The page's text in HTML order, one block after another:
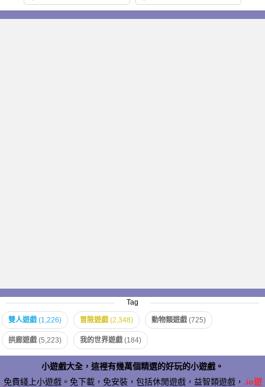
Tag
雙人遊戲 (1,226) 冒險遊戲 (2,348) 動物類遊戲 (725)
拱廊遊戲 (5,223) 我的世界遊戲 (184)
小遊戲大全，這裡有幾萬個精選的好玩的小遊戲。
免費綫上小遊戲。免下載，免安裝，包括休閒遊戲，益智類遊戲， .io遊